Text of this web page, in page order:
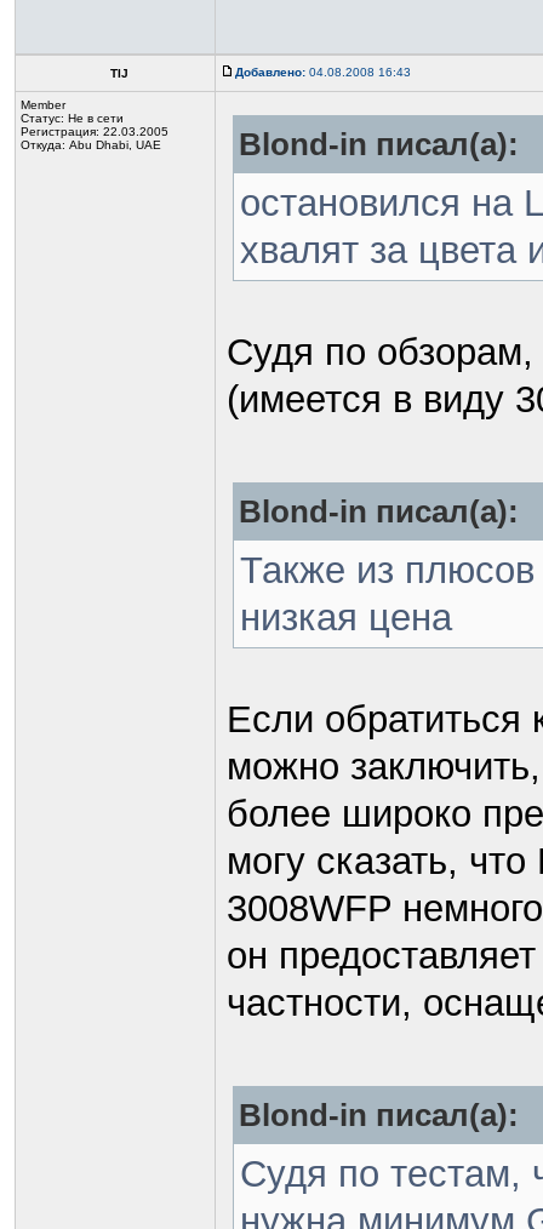
TIJ Добавлено: 04.08.2008 16:43
Member
Статус: Не в сети
Регистрация: 22.03.2005
Откуда: Abu Dhabi, UAE
Blond-in писал(а):
остановился на
хвалят за цвета
Судя по
(имеется в виду
Blond-in писал(а):
Также из
низкая цена
Если обратиться
можно
более широко
могу сказать,
3008WFP
он
частности,
Blond-in писал(а):
Судя по тестам,